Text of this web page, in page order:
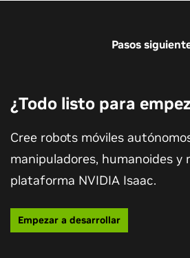
La próxima ola de IA: la IA
Los modelos de IA física pueden
comprender, interactuar y
Programa de
Conecte con millones de
acceda a cientos de contenedores,
Pasos
¿Todo listo para
Cree robots móviles
manipuladores, humanoides y
plataforma NVIDIA Isaac.
Empezar a desarrollar